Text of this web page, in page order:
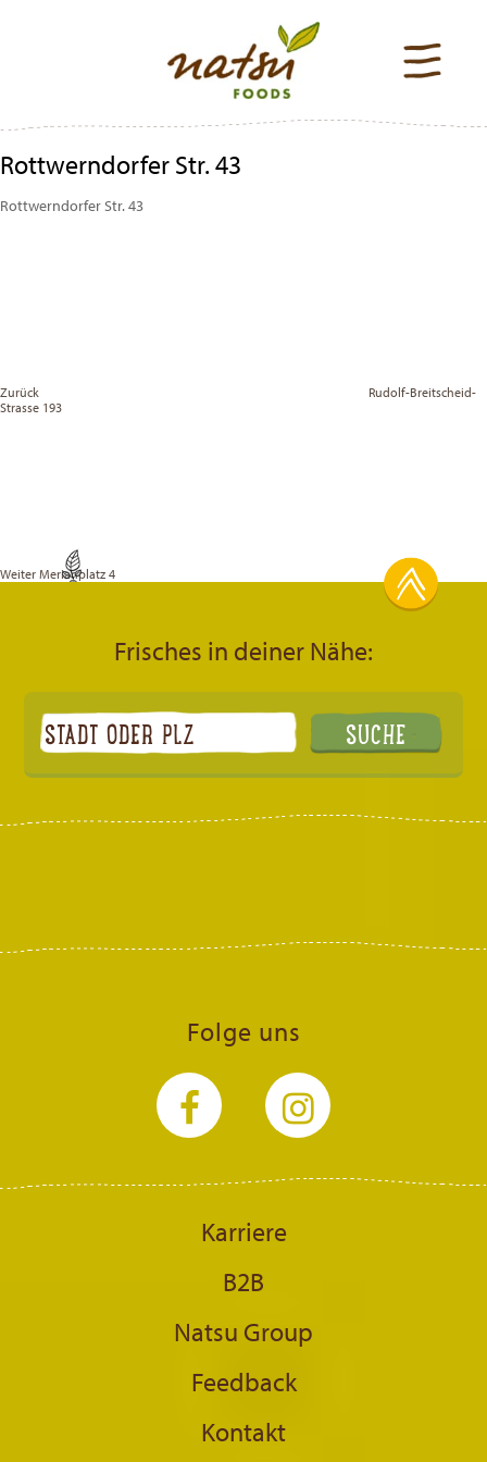
Rottwerndorfer Str. 43
Rottwerndorfer Str. 43
Zurück
Rudolf-Breitscheid-
Strasse 193
Weiter Merianplatz 4
Frisches in deiner Nähe:
Folge uns
Karriere
B2B
Natsu Group
Feedback
Kontakt